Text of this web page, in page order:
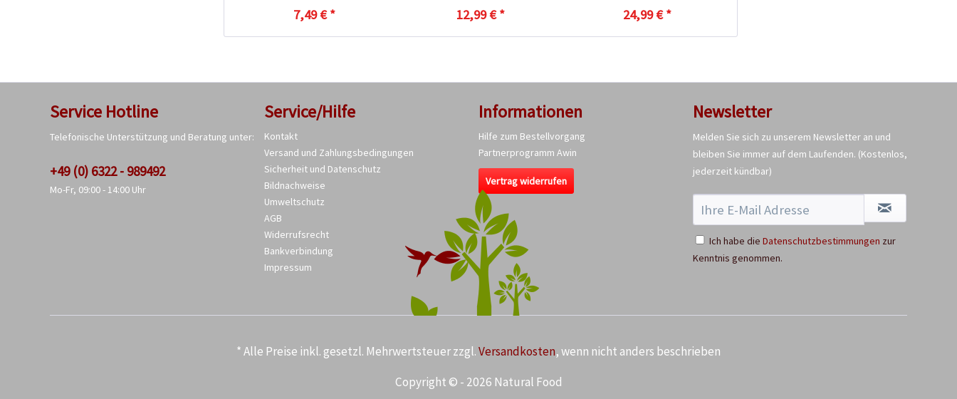
7,49 € * 12,99 € * 24,99 € *
Birkengold, 30 g
Inhalt0.03 Kilogramm(133,00 € * / 1 Kilogramm)
3,99 € *
Service Hotline
Telefonische Unterstützung und Beratung unter:
+49 (0) 6322 - 989492
Mo-Fr, 09:00 - 14:00 Uhr
Service/Hilfe
Kontakt
Versand und Zahlungsbedingungen
Sicherheit und Datenschutz
Bildnachweise
Umweltschutz
AGB
Widerrufsrecht
Bankverbindung
Impressum
Informationen
Hilfe zum Bestellvorgang
Partnerprogramm Awin
Vertrag widerrufen
Newsletter
Melden Sie sich zu unserem Newsletter an und
bleiben Sie immer auf dem Laufenden. (Kostenlos,
jederzeit kündbar)
Ich habe die Datenschutzbestimmungen zur
Kenntnis genommen.
* Alle Preise inkl. gesetzl. Mehrwertsteuer zzgl.Versandkosten, wenn nicht anders beschrieben
Copyright © - 2026 Natural Food